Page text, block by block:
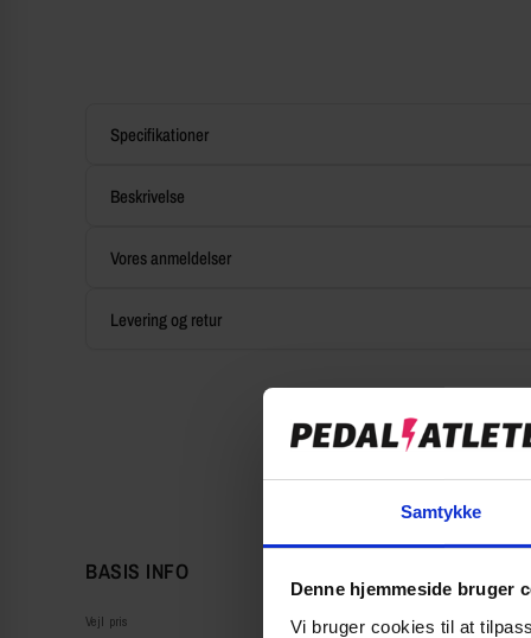
Samtykke
Denne hjemmeside bruger
Vi bruger cookies til at
Specifikationer
Beskrivelse
Vores anmeldelser
Levering og retur
BASIS INFO
Vejl pris